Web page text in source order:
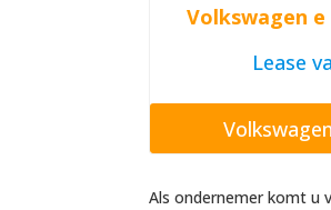
Volkswagen
Lease
Als ondernemer komt u